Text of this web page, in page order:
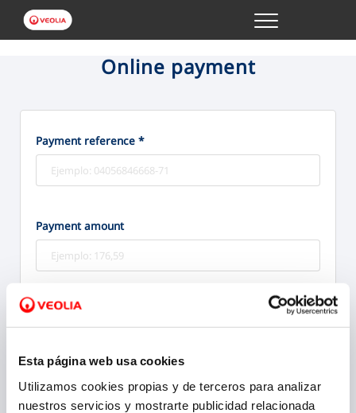
Esta página web usa cookies
Utilizamos cookies propias y de terceros para analizar
nuestros servicios y mostrarte publicidad relacionada
Menu
ONLINE TRANSACTIONS
YOUR SERVICE
YOUR WATER
Online payment
Payment reference *
Payment amount